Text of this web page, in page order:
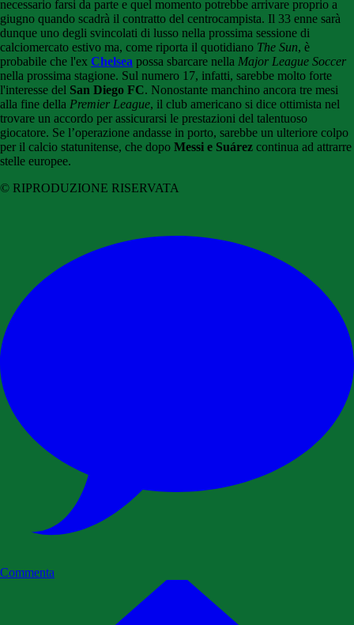
necessario farsi da parte e quel momento potrebbe arrivare proprio a
giugno quando scadrà il contratto del centrocampista. Il 33 enne sarà
dunque uno degli svincolati di lusso nella prossima sessione di
calciomercato estivo ma, come riporta il quotidiano The Sun, è
probabile che l'ex Chelsea possa sbarcare nella Major League Soccer
nella prossima stagione. Sul numero 17, infatti, sarebbe molto forte
l'interesse del San Diego FC. Nonostante manchino ancora tre mesi
alla fine della Premier League, il club americano si dice ottimista nel
trovare un accordo per assicurarsi le prestazioni del talentuoso
giocatore. Se l’operazione andasse in porto, sarebbe un ulteriore colpo
per il calcio statunitense, che dopo Messi e Suárez continua ad attrarre
stelle europee.
© RIPRODUZIONE RISERVATA
Commenta